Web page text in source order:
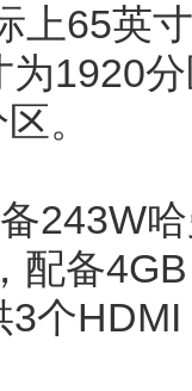
上65英
1920
。
243W
配备
个